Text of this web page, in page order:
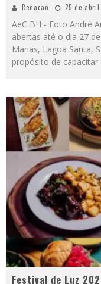
Redacao 25 de abril
AeC BH - Foto André
abertas até o dia 27
Marias, Lagoa Santa,
propósito de
Festival de Luz